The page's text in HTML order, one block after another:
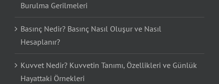
Burulma Gerilmeleri
Basınç Nedir? Basınç Nasıl Oluşur ve Nasıl
Hesaplanır?
Kuvvet Nedir? Kuvvetin Tanımı, Özellikleri ve Günlük
Hayattaki Örnekleri